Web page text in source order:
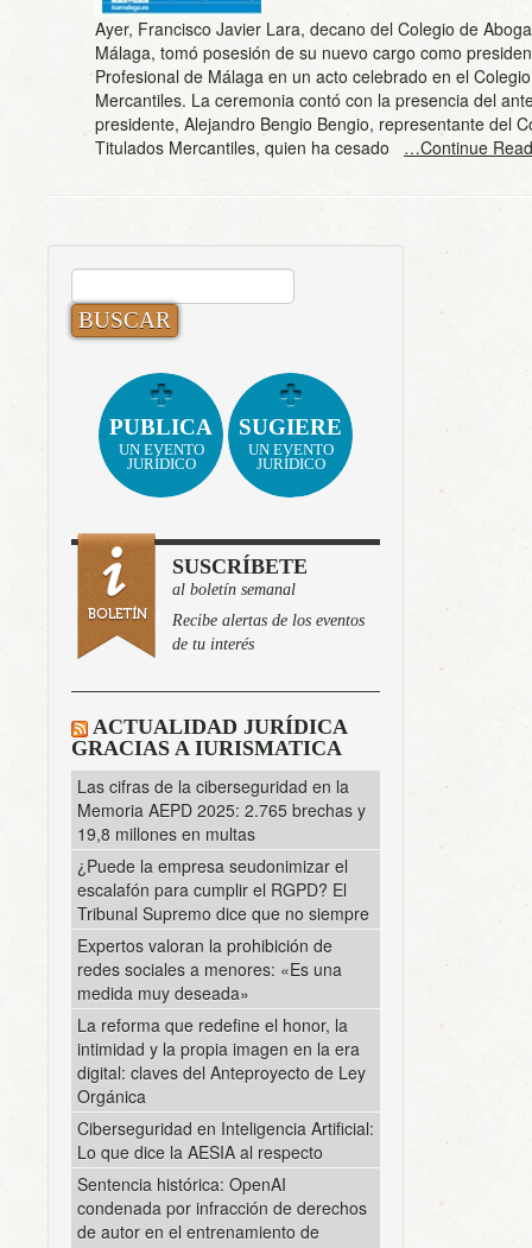
Ayer, Francisco Javier Lara, decano del Colegio de
Málaga, tomó posesión de su nuevo cargo como
Profesional de Málaga en un acto celebrado en el
Mercantiles. La ceremonia contó con la presencia del
presidente, Alejandro Bengio Bengio, representante del
Titulados Mercantiles, quien ha cesado …Continue
BUSCAR:
PUBLICA
UN EVENTO
JURÍDICO
SUGIERE
UN EVENTO
JURÍDICO
SUSCRÍBETE
al boletín semanal
Recibe alertas de los eventos
de tu interés
ACTUALIDAD JURÍDICA
GRACIAS A IURISMATICA
Las cifras de la ciberseguridad en la
Memoria AEPD 2025: 2.765 brechas y
19,8 millones en multas
¿Puede la empresa seudonimizar el
escalafón para cumplir el RGPD? El
Tribunal Supremo dice que no siempre
Expertos valoran la prohibición de
redes sociales a menores: «Es una
medida muy deseada»
La reforma que redefine el honor, la
intimidad y la propia imagen en la era
digital: claves del Anteproyecto de Ley
Orgánica
Ciberseguridad en Inteligencia Artificial:
Lo que dice la AESIA al respecto
Sentencia histórica: OpenAI
condenada por infracción de derechos
de autor en el entrenamiento de